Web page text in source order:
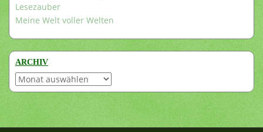
Lesezauber
Meine Welt voller Welten
ARCHIV
Archiv